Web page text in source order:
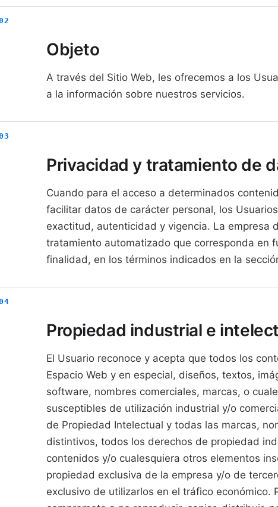
Objeto
A través del Sitio Web, les ofrecemos a los
a la información sobre nuestros servicios.
Privacidad y tratamiento de
Cuando para el acceso a determinados
facilitar datos de carácter personal, los
exactitud, autenticidad y vigencia. La empresa
tratamiento automatizado que corresponda en
finalidad, en los términos indicados en la
Propiedad industrial e
El Usuario reconoce y acepta que todos los
Espacio Web y en especial, diseños, textos,
software, nombres comerciales, marcas, o
susceptibles de utilización industrial y/o
de Propiedad Intelectual y todas las marcas,
distintivos, todos los derechos de propiedad
contenidos y/o cualesquiera otros elementos
propiedad exclusiva de la empresa y/o de
exclusivo de utilizarlos en el tráfico económico.